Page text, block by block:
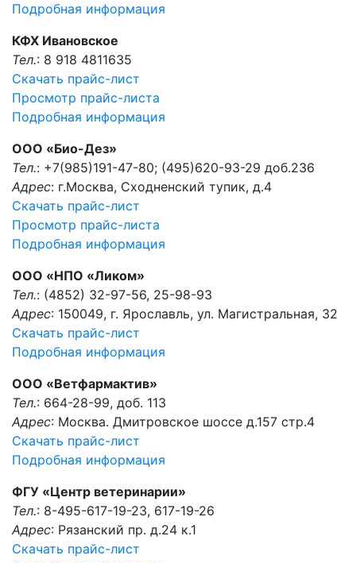
Подробная информация
КФХ Ивановское
Тел.: 8 918 4811635
Скачать прайс-лист
Просмотр прайс-листа
Подробная информация
ООО «Био-Дез»
Тел.: +7(985)191-47-80; (495)620-93-29 доб.236
Адрес: г.Москва, Сходненский тупик, д.4
Скачать прайс-лист
Просмотр прайс-листа
Подробная информация
ООО «НПО «Ликом»
Тел.: (4852) 32-97-56, 25-98-93
Адрес: 150049, г. Ярославль, ул. Магистральная, 32
Скачать прайс-лист
Подробная информация
ООО «Ветфармактив»
Тел.: 664-28-99, доб. 113
Адрес: Москва. Дмитровское шоссе д.157 стр.4
Скачать прайс-лист
Подробная информация
ФГУ «Центр ветеринарии»
Тел.: 8-495-617-19-23, 617-19-26
Адрес: Рязанский пр. д.24 к.1
Скачать прайс-лист